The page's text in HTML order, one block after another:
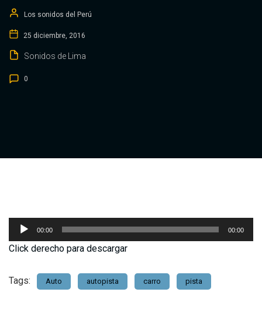
Los sonidos del Perú
25 diciembre, 2016
Sonidos de Lima
0
Reproductor
de
audio
00:00 00:00
Click derecho para descargar
Tags: Auto autopista carro pista